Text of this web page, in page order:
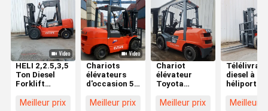
HELI 2,2.5,3,5
Ton Diesel
Forklift
excellent état
Meilleur prix
Chariots
élévateurs
d'occasion 5t
Fournisseurs
Meilleur prix
Chariot
élévateur
Toyota
tonnes GPL
Meilleur prix
diesel à
héliport de
rouge avec
Meilleur